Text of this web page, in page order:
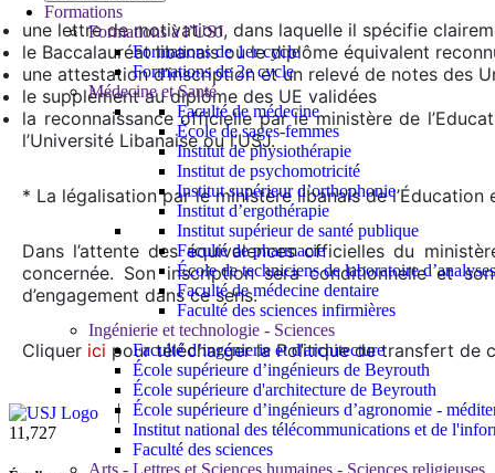
Formations
Formations à l’USJ
Formations de 1er cycle
Formations de 2e cycle
Médecine et Santé
Faculté de médecine
École de sages-femmes
Institut de physiothérapie
Institut de psychomotricité
Institut supérieur d’orthophonie
Institut d’ergothérapie
Institut supérieur de santé publique
Faculté de pharmacie
École de techniciens de laboratoire
Faculté de médecine dentaire
Faculté des sciences infirmières
Ingénierie et technologie - Sciences
Faculté d’ingénierie et d'architecture
École supérieure d’ingénieurs de Beyrouth
École supérieure d'architecture de Beyrouth
École supérieure d’ingénieurs d’agronomie -
Institut national des télécommunications et de
Faculté des sciences
Arts - Lettres et Sciences humaines - Sciences religieuses
une lettre de motivation, dans laquelle il spécifie
le Baccalauréat libanais ou le diplôme équivalent
une attestation d’inscription et un relevé de notes des
le supplément au diplôme des UE validées
la reconnaissance officielle par le ministère de
l’Université Libanaise ou l’USJ.
* La légalisation par le ministère libanais de
Dans l’attente des équivalences officielles du
concernée. Son inscription sera conditionnelle et
d’engagement dans ce sens.
Cliquer ici pour télécharger la Politique de transfert de
11,727